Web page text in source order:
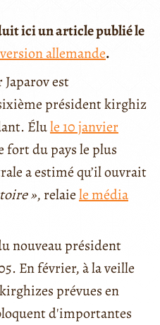
ici un article publié le
allemande.
est
président kirghiz
Élule 10 janvier
fort du pays le plus
a estimé qu’il ouvrait
», relaiele média
nouveau président
En février, à la veille
prévues en
d'importantes